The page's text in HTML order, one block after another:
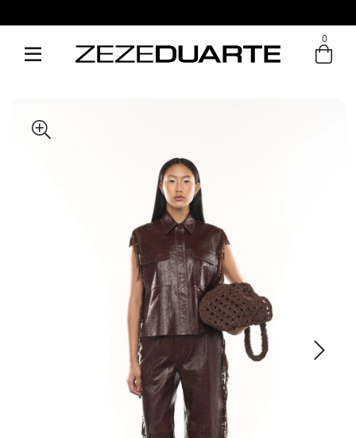
Entre com email ou cpf/cnpj
Pague em até 6x sem juros
0